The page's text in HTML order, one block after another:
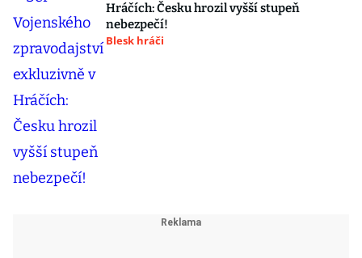
Hráčích: Česku hrozil vyšší stupeň
nebezpečí!
Blesk hráči